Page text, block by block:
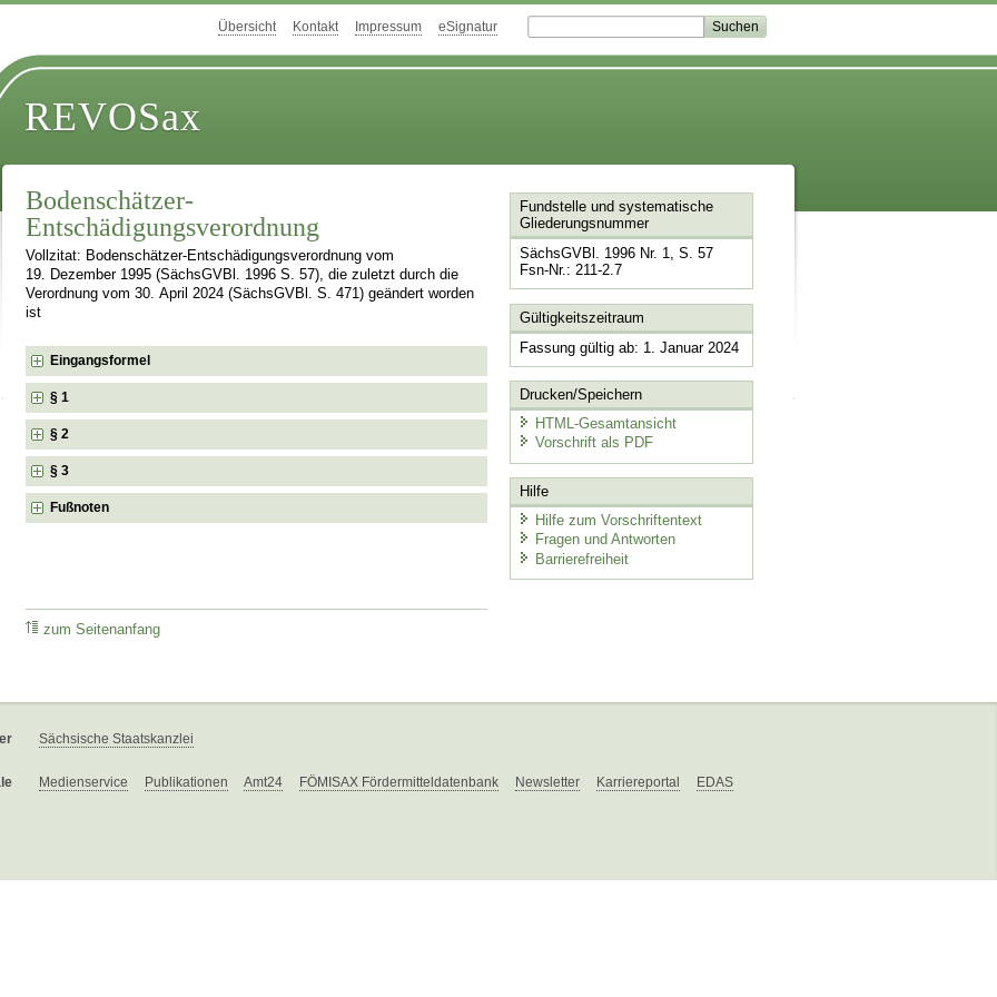
Übersicht Kontakt Impressum eSignatur
REVOSax
Bodenschätzer-
Entschädigungsverordnung
Vollzitat: Bodenschätzer-Entschädigungsverordnung vom
19. Dezember 1995 (SächsGVBl. 1996 S. 57), die zuletzt durch die
Verordnung vom 30. April 2024 (SächsGVBl. S. 471) geändert worden
ist
Eingangsformel
§ 1
§ 2
§ 3
Fußnoten
zum Seitenanfang
Fundstelle und systematische
Gliederungsnummer
SächsGVBl. 1996 Nr. 1, S. 57
Fsn-Nr.: 211-2.7
Gültigkeitszeitraum
Fassung gültig ab: 1. Januar 2024
Drucken/Speichern
HTML-Gesamtansicht
Vorschrift als PDF
Hilfe
Hilfe zum Vorschriftentext
Fragen und Antworten
Barrierefreiheit
Sächsische Staatskanzlei
Medienservice Publikationen Amt24 FÖMISAX Fördermitteldatenbank Newsletter Karriereportal EDAS